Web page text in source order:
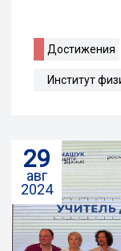
Достижения
Институт
29
авг
2024